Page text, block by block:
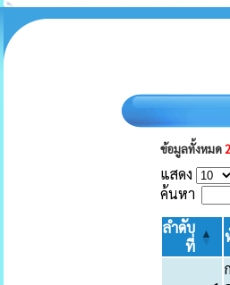
ข้อมูลทั้งหมด
แสดง
ค้นหา
ลำดับ
ที่